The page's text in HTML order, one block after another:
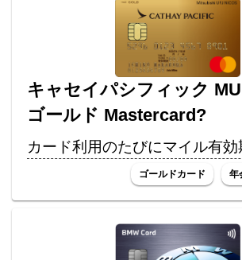
キャセイパシフィック
ゴールド Mastercard?
カード利用のたびにマイル有
ゴールドカード 年